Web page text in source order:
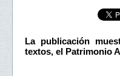
La publicación
textos, el Patrimonio